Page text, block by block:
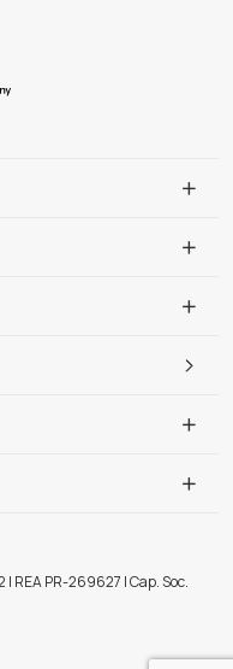
REA PR-269627 | Cap. Soc.